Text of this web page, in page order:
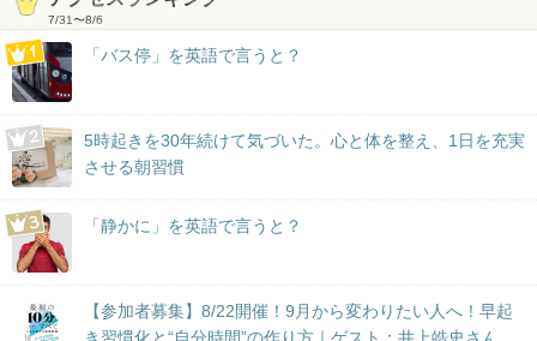
7/31〜8/6
「バス停」を英語で言うと？
5時起きを30年続けて気づいた。心と体を整え、1日を充実
させる朝習慣
「静かに」を英語で言うと？
【参加者募集】8/22開催！9月から変わりたい人へ！早起
き習慣化と“自分時間”の作り方｜ゲスト：井上皓史さん